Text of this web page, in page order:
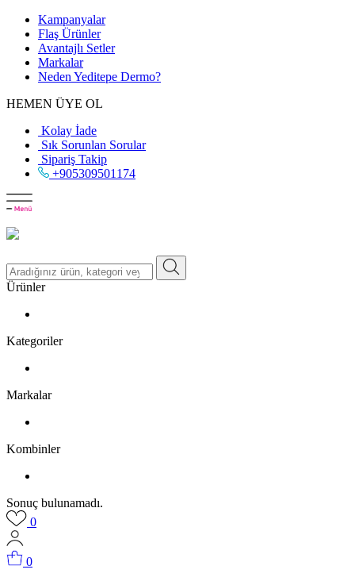
Kampanyalar
Flaş Ürünler
Avantajlı Setler
Markalar
Neden Yeditepe Dermo?
HEMEN ÜYE OL
Kolay İade
Sık Sorunlan Sorular
Sipariş Takip
+905309501174
Ürünler
Kategoriler
Markalar
Kombinler
Sonuç bulunamadı.
0
0